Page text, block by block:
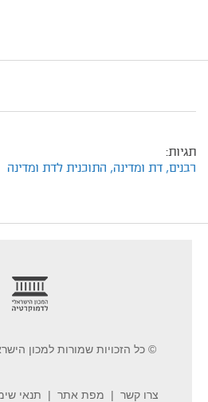
תגיות:
רבנים, דת ומדינה, התוכנית לדת ומדינה
© כל הזכויות שמורות למכון
צרו קשר מפת אתר תנאי